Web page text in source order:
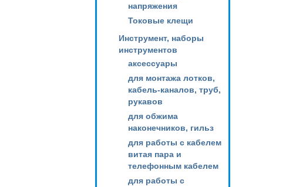
напряжения
Токовые клещи
Инструмент, наборы
инструментов
аксессуары
для монтажа лотков,
кабель-каналов, труб,
рукавов
для обжима
наконечников, гильз
для работы с кабелем
витая пара и
телефонным кабелем
для работы с